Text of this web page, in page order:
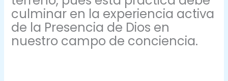
culminar en la experiencia activa
de la Presencia de Dios en
nuestro campo de conciencia.